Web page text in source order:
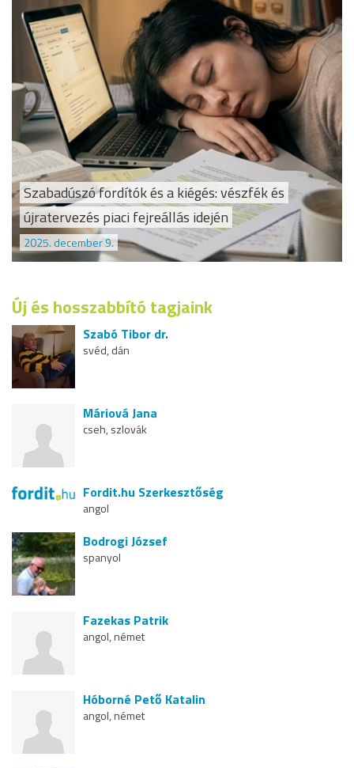
Szabadúszó fordítók és a kiégés: vészfék és
újratervezés piaci fejreállás idején
2025. december 9.
Új és hosszabbító tagjaink
Szabó Tibor dr.
svéd, dán
Máriová Jana
cseh, szlovák
Fordit.hu Szerkesztőség
angol
Bodrogi József
spanyol
Fazekas Patrik
angol, német
Hóborné Pető Katalin
angol, német